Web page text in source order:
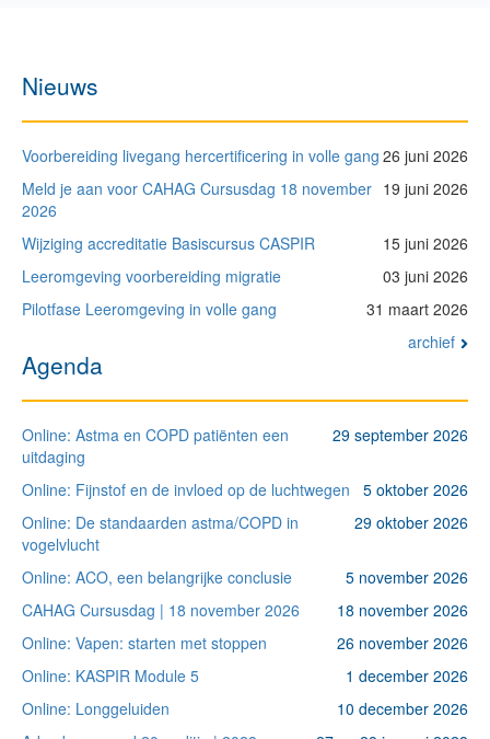
Nieuws
Voorbereiding livegang hercertificering in volle gang 26 juni 2026
Meld je aan voor CAHAG Cursusdag 18 november
2026
19 juni 2026
Wijziging accreditatie Basiscursus CASPIR
15 juni 2026
Leeromgeving voorbereiding migratie
03 juni 2026
Pilotfase Leeromgeving in volle gang
31 maart 2026
archief
Agenda
Online: Astma en COPD patiënten een
uitdaging
29 september 2026
Online: Fijnstof en de invloed op de luchtwegen
5 oktober 2026
Online: De standaarden astma/COPD in
vogelvlucht
29 oktober 2026
Online: ACO, een belangrijke conclusie
5 november 2026
CAHAG Cursusdag | 18 november 2026
18 november 2026
Online: Vapen: starten met stoppen
26 november 2026
Online: KASPIR Module 5
1 december 2026
Online: Longgeluiden
10 december 2026